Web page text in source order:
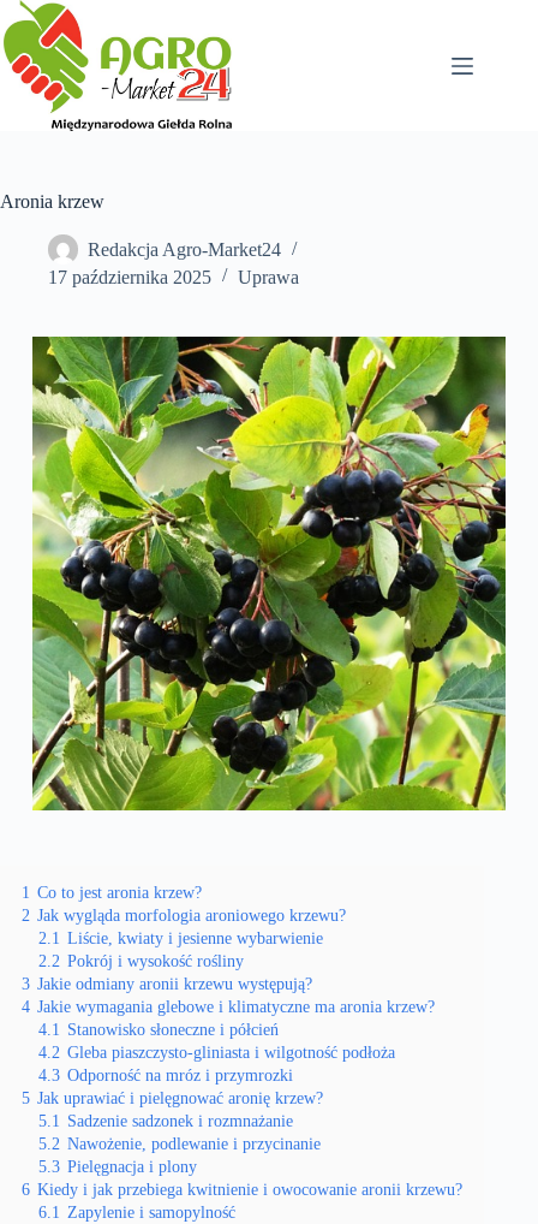
Przejdź
do
treści
Aronia krzew
Redakcja Agro-Market24
17 października 2025
Uprawa
1 Co to jest aronia krzew?
2 Jak wygląda morfologia aroniowego krzewu?
2.1 Liście, kwiaty i jesienne wybarwienie
2.2 Pokrój i wysokość rośliny
3 Jakie odmiany aronii krzewu występują?
4 Jakie wymagania glebowe i klimatyczne ma aronia krzew?
4.1 Stanowisko słoneczne i półcień
4.2 Gleba piaszczysto-gliniasta i wilgotność podłoża
4.3 Odporność na mróz i przymrozki
5 Jak uprawiać i pielęgnować aronię krzew?
5.1 Sadzenie sadzonek i rozmnażanie
5.2 Nawożenie, podlewanie i przycinanie
5.3 Pielęgnacja i plony
6 Kiedy i jak przebiega kwitnienie i owocowanie aronii krzewu?
6.1 Zapylenie i samopylność